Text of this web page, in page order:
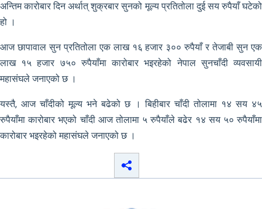
अन्तिम कारोबार दिन अर्थात् शुक्रबार सुनको मूल्य प्रतितोला दुई सय रुपैयाँ घटेको
हो ।
आज छापावाल सुन प्रतितोला एक लाख १६ हजार ३०० रुपैयाँ र तेजाबी सुन एक
लाख १५ हजार ७५० रुपैयाँमा कारोबार भइरहेको नेपाल सुनचाँदी व्यवसायी
महासंघले जनाएको छ ।
यस्तै, आज चाँदीको मूल्य भने बढेको छ । बिहीबार चाँदी तोलामा १४ सय ४५
रुपैयाँमा कारोबार भएको चाँदी आज तोलामा ५ रुपैयाँले बढेर १४ सय ५० रुपैयाँमा
कारोबार भइरहेको महासंघले जनाएको छ ।